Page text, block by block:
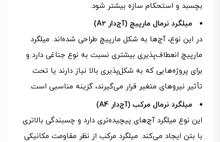
بچسبد و استحکام سازه بیشتر شود.
میلگرد نرمال مارپیچ (آج‌دار A2)
در این نوع، آج‌ها به شکل مارپیچ طراحی شده‌اند. میلگرد
مارپیچ انعطاف‌پذیری بیشتری نسبت به نوع جناغی دارد و
برای پروژه‌هایی که به شکل‌پذیری بالا نیاز دارند یا تحت
تأثیر نیروهای متغیر قرار می‌گیرند، گزینه مناسبی است.
میلگرد نرمال مرکب (آج‌دار A4)
این نوع میلگرد آج‌های پیچیده‌تری دارد و چسبندگی بالاتری
با بتن ایجاد می‌کند. میلگرد مرکب از نظر مقاومت مکانیکی